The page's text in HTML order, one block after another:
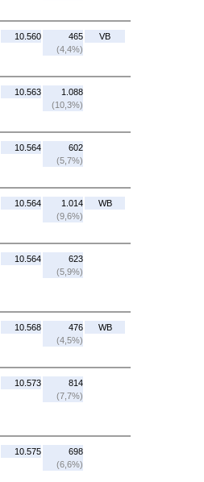
10.560
465
(4,4%)
VB
10.563
1.088
(10,3%)
10.564
602
(5,7%)
10.564
1.014
(9,6%)
WB
10.564
623
(5,9%)
10.568
476
(4,5%)
WB
10.573
814
(7,7%)
10.575
698
(6,6%)